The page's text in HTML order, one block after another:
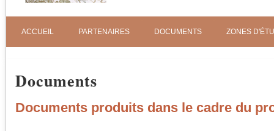
ACCUEIL PARTENAIRES DOCUMENTS ZONES
Documents
Documents produits dans le cadre du